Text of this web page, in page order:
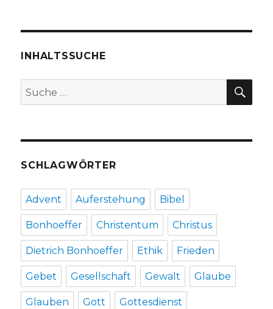
Kafka,
Benjamin
und
Markus
INHALTSSUCHE
Suche
nach:
SCHLAGWÖRTER
Advent Auferstehung Bibel
Bonhoeffer Christentum Christus
Dietrich Bonhoeffer Ethik Frieden
Gebet Gesellschaft Gewalt Glaube
Glauben Gott Gottesdienst